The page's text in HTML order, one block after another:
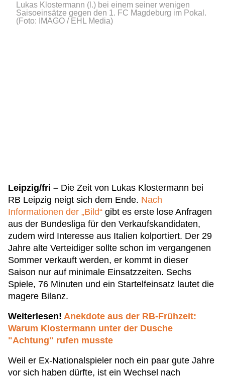
Lukas Klostermann (l.) bei einem seiner wenigen
Saisoeinsätze gegen den 1. FC Magdeburg im Pokal.
(Foto: IMAGO / EHL Media)
Leipzig/fri – Die Zeit von Lukas Klostermann bei
RB Leipzig neigt sich dem Ende. Nach
Informationen der „Bild“ gibt es erste lose Anfragen
aus der Bundesliga für den Verkaufskandidaten,
zudem wird Interesse aus Italien kolportiert. Der 29
Jahre alte Verteidiger sollte schon im vergangenen
Sommer verkauft werden, er kommt in dieser
Saison nur auf minimale Einsatzzeiten. Sechs
Spiele, 76 Minuten und ein Startelfeinsatz lautet die
magere Bilanz.
Weiterlesen! Anekdote aus der RB-Frühzeit:
Warum Klostermann unter der Dusche
"Achtung" rufen musste
Weil er Ex-Nationalspieler noch ein paar gute Jahre
vor sich haben dürfte, ist ein Wechsel nach